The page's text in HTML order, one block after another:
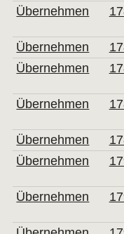
Übernehmen
Übernehmen
Übernehmen
Übernehmen
Übernehmen
Übernehmen
Übernehmen